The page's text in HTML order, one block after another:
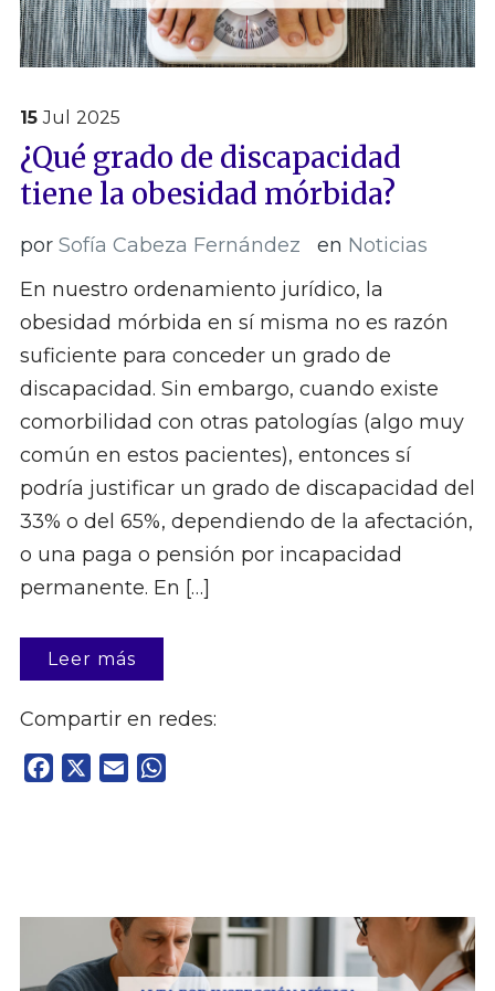
15 Jul 2025
¿Qué grado de discapacidad
tiene la obesidad mórbida?
por Sofía Cabeza Fernández en Noticias
En nuestro ordenamiento jurídico, la
obesidad mórbida en sí misma no es razón
suficiente para conceder un grado de
discapacidad. Sin embargo, cuando existe
comorbilidad con otras patologías (algo muy
común en estos pacientes), entonces sí
podría justificar un grado de discapacidad del
33% o del 65%, dependiendo de la afectación,
o una paga o pensión por incapacidad
permanente. En […]
Leer más
Compartir en redes:
Facebook Email